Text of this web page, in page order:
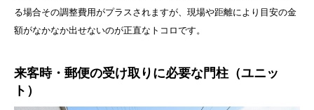
る場合その調整費用がプラスされますが、現場や距離により目安の金
額がなかなか出せないのが正直なトコロです。
来客時・郵便の受け取りに必要な門柱（ユニッ
ト）